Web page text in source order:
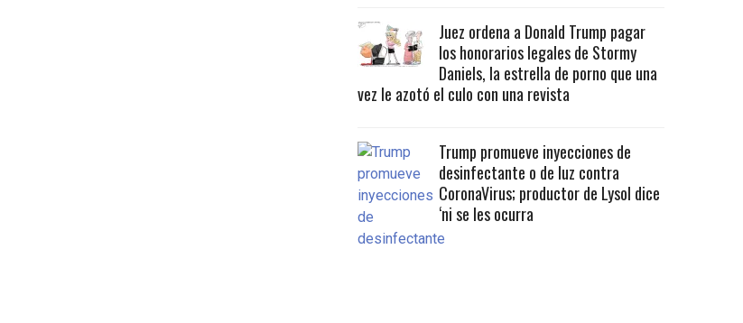
Juez ordena a Donald Trump pagar
los honorarios legales de Stormy
Daniels, la estrella de porno que una
vez le azotó el culo con una revista
Trump promueve inyecciones de
desinfectante o de luz contra
CoronaVirus; productor de Lysol dice
‘ni se les ocurra